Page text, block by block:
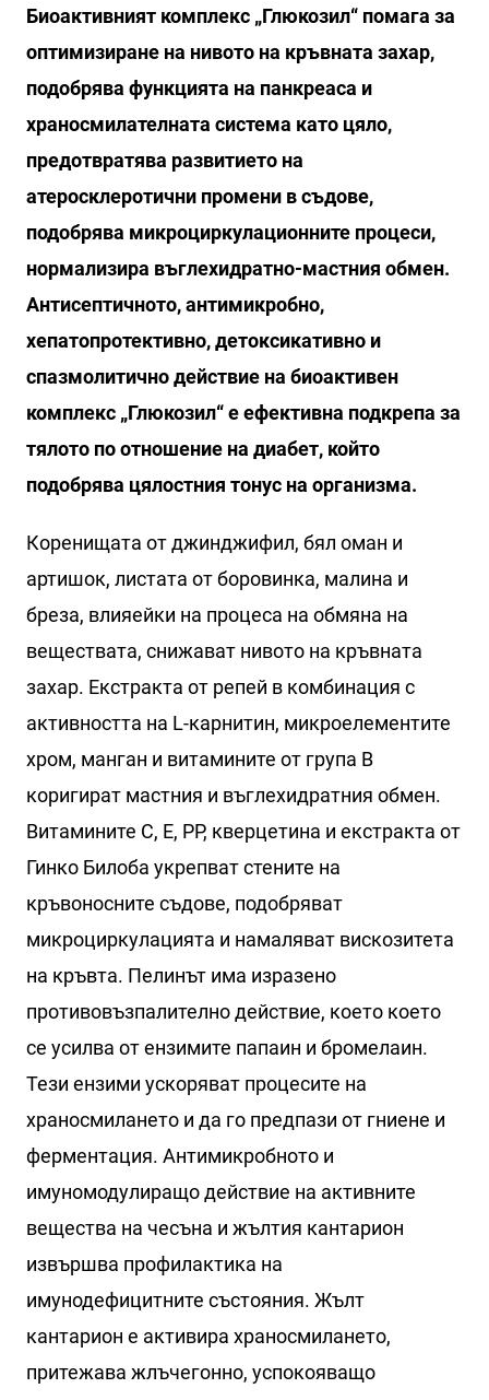
Биоактивният комплекс „Глюкозил“ помага за
оптимизиране на нивото на кръвната захар,
подобрява функцията на панкреаса и
храносмилателната система като цяло,
предотвратява развитието на
атеросклеротични промени в съдове,
подобрява микроциркулационните процеси,
нормализира въглехидратно-мастния обмен.
Антисептичното, антимикробно,
хепатопротективно, детоксикативно и
спазмолитично действие на биоактивен
комплекс „Глюкозил“ е ефективна подкрепа за
тялото по отношение на диабет, който
подобрява цялостния тонус на организма.
Коренищата от джинджифил, бял оман и
артишок, листата от боровинка, малина и
бреза, влияейки на процеса на обмяна на
веществата, снижават нивото на кръвната
захар. Екстракта от репей в комбинация с
активността на L-карнитин, микроелементите
хром, манган и витамините от група В
коригират мастния и въглехидратния обмен.
Витамините C, E, PP, кверцетина и екстракта от
Гинко Билоба укрепват стените на
кръвоносните съдове, подобряват
микроциркулацията и намаляват вискозитета
на кръвта. Пелинът има изразено
противовъзпалително действие, което което
се усилва от ензимите папаин и бромелаин.
Тези ензими ускоряват процесите на
храносмилането и да го предпази от гниене и
ферментация. Антимикробното и
имуномодулиращо действие на активните
вещества на чесъна и жълтия кантарион
извършва профилактика на
имунодефицитните състояния. Жълт
кантарион е активира храносмилането,
притежава жлъчегонно, успокояващо